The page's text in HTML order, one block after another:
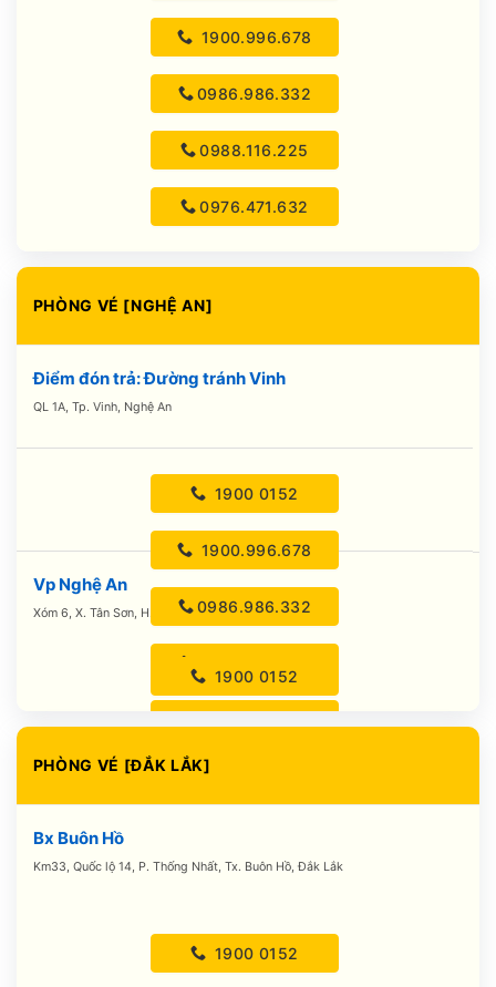
1900.996.678
0986.986.332
0988.116.225
0976.471.632
PHÒNG VÉ [NGHỆ AN]
Điểm đón trả: Đường tránh Vinh
QL 1A, Tp. Vinh, Nghệ An
1900 0152
1900.996.678
0986.986.332
Vp Nghệ An
Xóm 6, X. Tân Sơn, H. Quỳnh Lưu, Nghệ An
1900 0152
1900.996.678
PHÒNG VÉ [ĐẮK LẮK]
Bx Buôn Hồ
Km33, Quốc lộ 14, P. Thống Nhất, Tx. Buôn Hồ, Đắk Lắk
1900 0152